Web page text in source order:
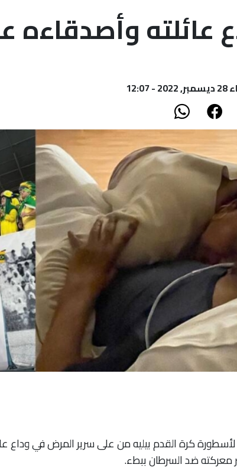
عائلته وأصدقاءه
كرة القدم بيليه من على سرير المرض في وداع
معركته ضد السرطان ببطء.